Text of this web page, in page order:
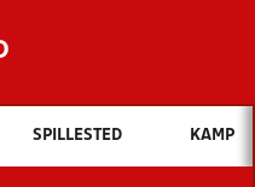
Hvad vil du søge efter?
OG NYHEDER
SPILLESTED KAMP